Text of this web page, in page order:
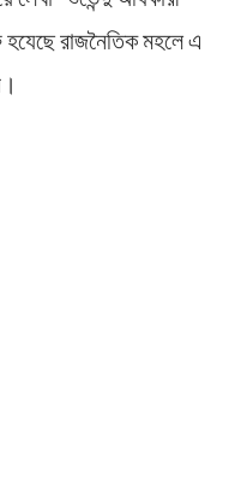
রাজনৈতিক মহলে এ